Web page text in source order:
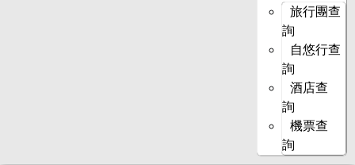
旅行團查
詢
自悠行查
詢
酒店查
詢
機票查
詢